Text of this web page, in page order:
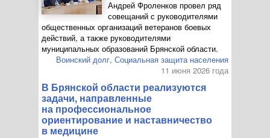
Андрей Фроленков провел ряд
совещаний с руководителями
общественных организаций ветеранов боевых
действий, а также руководителями
муниципальных образований Брянской области.
Воинский долг, Социальная защита населения
11 июня 2026 года
В Брянской области реализуются
задачи, направленные
на профессиональное
ориентирование и наставничество
в медицине